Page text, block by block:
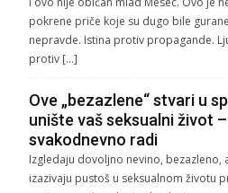
pokrene priče koje su dugo bile
nepravde. Istina protiv propagande.
protiv […]
Ove „bezazlene“ stvari u
unište vaš seksualni život
svakodnevno radi
Izgledaju dovoljno nevino, bezazleno,
izazivaju pustoš u seksualnom životu